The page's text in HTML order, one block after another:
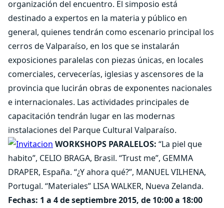
organización del encuentro. El simposio está
destinado a expertos en la materia y público en
general, quienes tendrán como escenario principal los
cerros de Valparaíso, en los que se instalarán
exposiciones paralelas con piezas únicas, en locales
comerciales, cervecerías, iglesias y ascensores de la
provincia que lucirán obras de exponentes nacionales
e internacionales. Las actividades principales de
capacitación tendrán lugar en las modernas
instalaciones del Parque Cultural Valparaíso.
WORKSHOPS PARALELOS: “La piel que
habito”, CELIO BRAGA, Brasil. “Trust me”, GEMMA
DRAPER, España. “¿Y ahora qué?”, MANUEL VILHENA,
Portugal. “Materiales” LISA WALKER, Nueva Zelanda.
Fechas: 1 a 4 de septiembre 2015, de 10:00 a 18:00